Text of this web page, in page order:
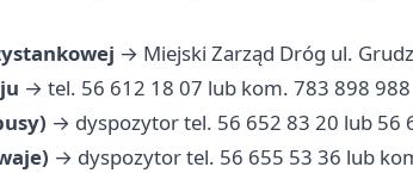
→ Miejski Zarząd Dróg ul.
→ tel. 56 612 18 07 lub kom. 783 898 988
→ dyspozytor tel. 56 652 83 20 lub 56
→ dyspozytor tel. 56 655 53 36 lub